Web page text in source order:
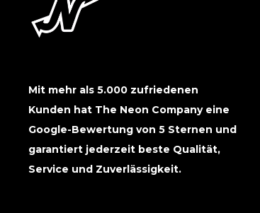
Mit mehr als 5.000 zufriedenen
Kunden hat The Neon Company eine
Google-Bewertung von 5 Sternen und
garantiert jederzeit beste Qualität,
Service und Zuverlässigkeit.